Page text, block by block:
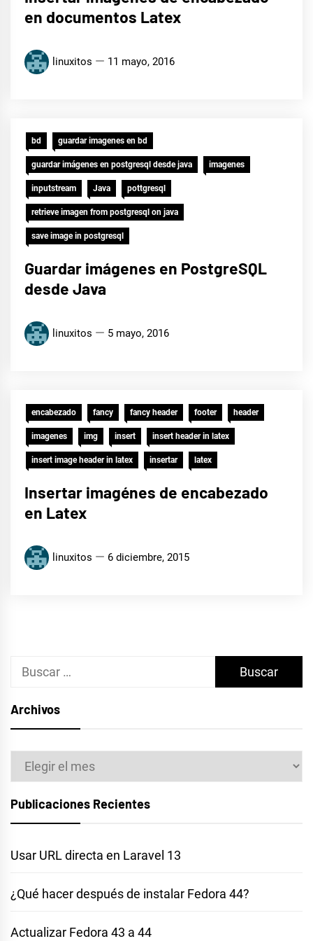
en documentos Latex
linuxitos 11 mayo, 2016
bd guardar imagenes en bd
guardar imágenes en postgresql desde java imagenes
inputstream Java pottgresql
retrieve imagen from postgresql on java
save image in postgresql
Guardar imágenes en PostgreSQL
desde Java
linuxitos 5 mayo, 2016
encabezado fancy fancy header footer header
imagenes img insert insert header in latex
insert image header in latex insertar latex
Insertar imagénes de encabezado
en Latex
linuxitos 6 diciembre, 2015
Buscar:
Archivos
Archivos
Publicaciones Recientes
Usar URL directa en Laravel 13
¿Qué hacer después de instalar Fedora 44?
Actualizar Fedora 43 a 44